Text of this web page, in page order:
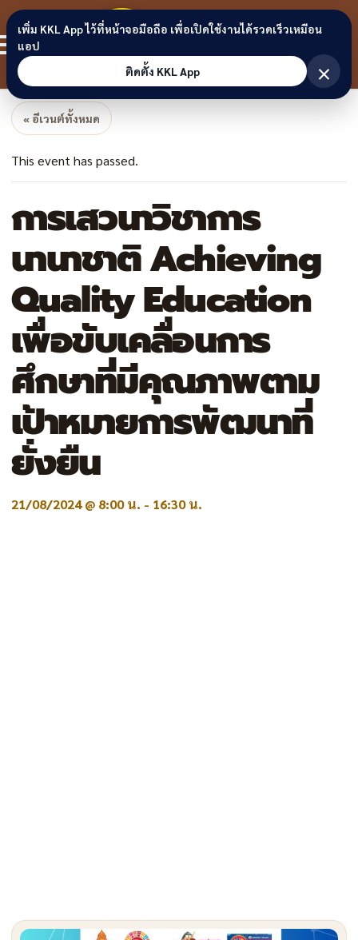
Skip to content
ขอนแก่น
ลิงก์
« อีเวนต์ทั้งหมด
This event has passed.
การเสวนาวิชาการ
นานาชาติ Achieving
Quality Education
เพื่อขับเคลื่อนการ
ศึกษาที่มีคุณภาพตาม
เป้าหมายการพัฒนาที่
ยั่งยืน
21/08/2024 @ 8:00 น. - 16:30 น.
เพิ่ม KKL App ไว้ที่หน้าจอมือถือ เพื่อเปิดใช้งานได้รวดเร็วเหมือน
แอป
ติดตั้ง KKL App
×